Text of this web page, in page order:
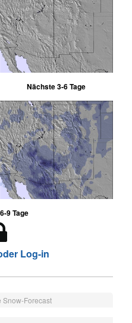
Nächste 3-6 Tage
9 Tage
Log-in
Snow-Forecast